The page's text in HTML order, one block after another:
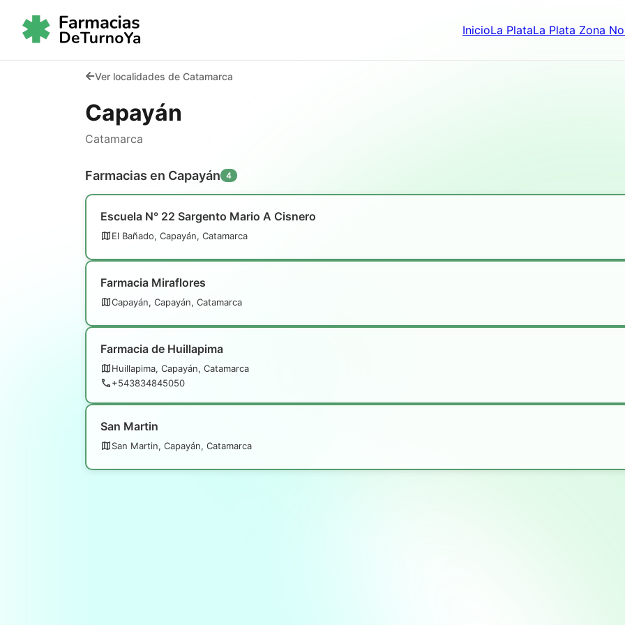
InicioLa PlataLa Plata Zona
Ver localidades de Catamarca
Capayán
Catamarca
Farmacias en Capayán 4
Escuela N° 22 Sargento Mario A Cisnero
El Bañado, Capayán, Catamarca
Farmacia Miraflores
Capayán, Capayán, Catamarca
Farmacia de Huillapima
Huillapima, Capayán, Catamarca
+543834845050
San Martin
San Martin, Capayán, Catamarca